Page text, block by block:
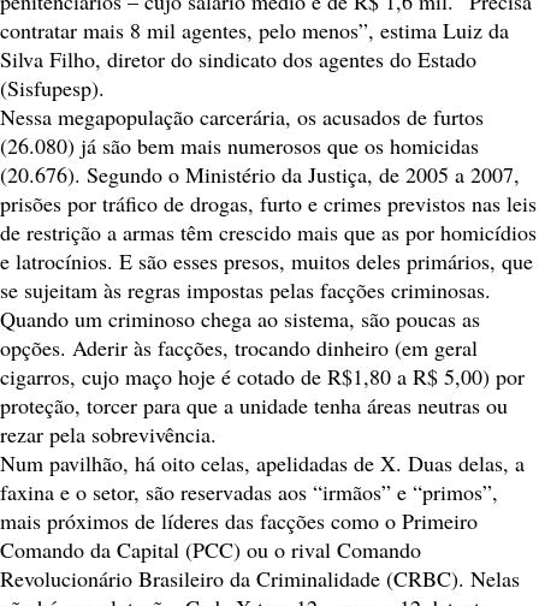
contratar mais 8 mil agentes, pelo menos”, estima Luiz da
Silva Filho, diretor do sindicato dos agentes do Estado
(Sisfupesp).
Nessa megapopulação carcerária, os acusados de furtos
(26.080) já são bem mais numerosos que os homicidas
(20.676). Segundo o Ministério da Justiça, de 2005 a 2007,
prisões por tráfico de drogas, furto e crimes previstos nas leis
de restrição a armas têm crescido mais que as por homicídios
e latrocínios. E são esses presos, muitos deles primários, que
se sujeitam às regras impostas pelas facções criminosas.
Quando um criminoso chega ao sistema, são poucas as
opções. Aderir às facções, trocando dinheiro (em geral
cigarros, cujo maço hoje é cotado de R$1,80 a R$ 5,00) por
proteção, torcer para que a unidade tenha áreas neutras ou
rezar pela sobrevivência.
Num pavilhão, há oito celas, apelidadas de X. Duas delas, a
faxina e o setor, são reservadas aos “irmãos” e “primos”,
mais próximos de líderes das facções como o Primeiro
Comando da Capital (PCC) ou o rival Comando
Revolucionário Brasileiro da Criminalidade (CRBC). Nelas